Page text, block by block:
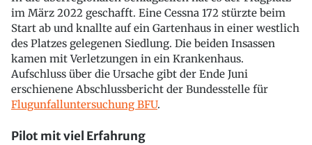
im März 2022 geschafft. Eine Cessna 172 stürzte beim
Start ab und knallte auf ein Gartenhaus in einer westlich
des Platzes gelegenen Siedlung. Die beiden Insassen
kamen mit Verletzungen in ein Krankenhaus.
Aufschluss über die Ursache gibt der Ende Juni
erschienene Abschlussbericht der Bundesstelle für
Flugunfalluntersuchung BFU.
Pilot mit viel Erfahrung